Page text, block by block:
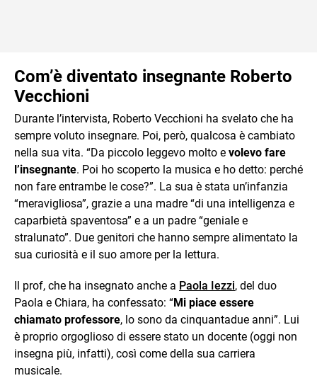
Com’è diventato insegnante Roberto
Vecchioni
Durante l’intervista, Roberto Vecchioni ha svelato che ha
sempre voluto insegnare. Poi, però, qualcosa è cambiato
nella sua vita. “Da piccolo leggevo molto e volevo fare
l’insegnante. Poi ho scoperto la musica e ho detto: perché
non fare entrambe le cose?”. La sua è stata un’infanzia
“meravigliosa”, grazie a una madre “di una intelligenza e
caparbietà spaventosa” e a un padre “geniale e
stralunato”. Due genitori che hanno sempre alimentato la
sua curiosità e il suo amore per la lettura.
Il prof, che ha insegnato anche a Paola Iezzi, del duo
Paola e Chiara, ha confessato: “Mi piace essere
chiamato professore, lo sono da cinquantadue anni”. Lui
è proprio orgoglioso di essere stato un docente (oggi non
insegna più, infatti), così come della sua carriera
musicale.